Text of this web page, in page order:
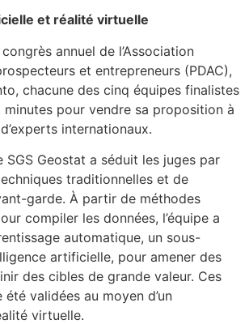
et réalité virtuelle
annuel de l’Association
et entrepreneurs (PDAC),
chacune des cinq équipes finalistes
pour vendre sa proposition à
internationaux.
Geostat a séduit les juges par
traditionnelles et de
garde. À partir de méthodes
compiler les données, l’équipe a
automatique, un sous-
artificielle, pour amener des
des cibles de grande valeur. Ces
validées au moyen d’un
virtuelle.